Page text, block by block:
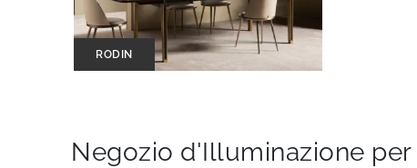
RODIN
Negozio d'Illuminazione